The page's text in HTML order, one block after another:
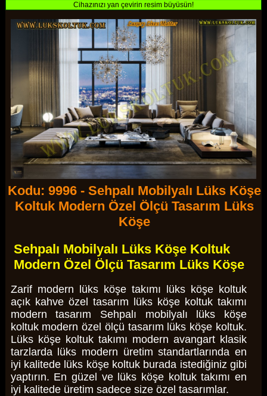
Cihazınızı yan çevirin resim büyüsün!
Kodu: 9996 - Sehpalı Mobilyalı Lüks Köşe
Koltuk Modern Özel Ölçü Tasarım Lüks
Köşe
Sehpalı Mobilyalı Lüks Köşe Koltuk
Modern Özel Ölçü Tasarım Lüks Köşe
Zarif modern lüks köşe takımı lüks köşe koltuk
açık kahve özel tasarım lüks köşe koltuk takımı
modern tasarım Sehpalı mobilyalı lüks köşe
koltuk modern özel ölçü tasarım lüks köşe koltuk.
Lüks köşe koltuk takımı modern avangart klasik
tarzlarda lüks modern üretim standartlarında en
iyi kalitede lüks köşe koltuk burada istediğiniz gibi
yaptırın. En güzel ve lüks köşe koltuk takımı en
iyi kalitede üretim sadece size özel tasarımlar.